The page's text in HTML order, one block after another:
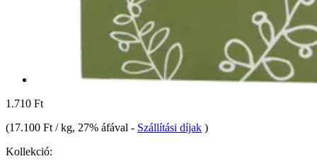
1.710 Ft
(17.100 Ft / kg, 27% áfával - Szállítási díjak )
Kollekció: